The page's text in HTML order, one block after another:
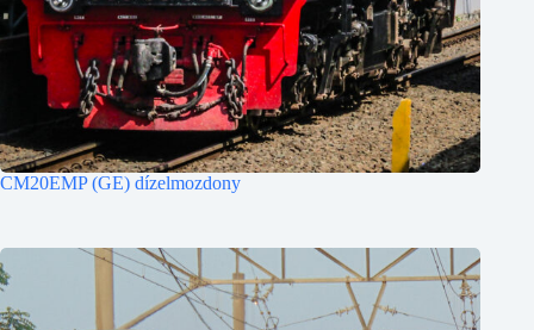
CM20EMP (GE) dízelmozdony